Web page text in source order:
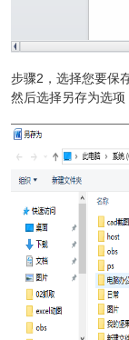
步骤2，选择您要保
然后选择另存为选